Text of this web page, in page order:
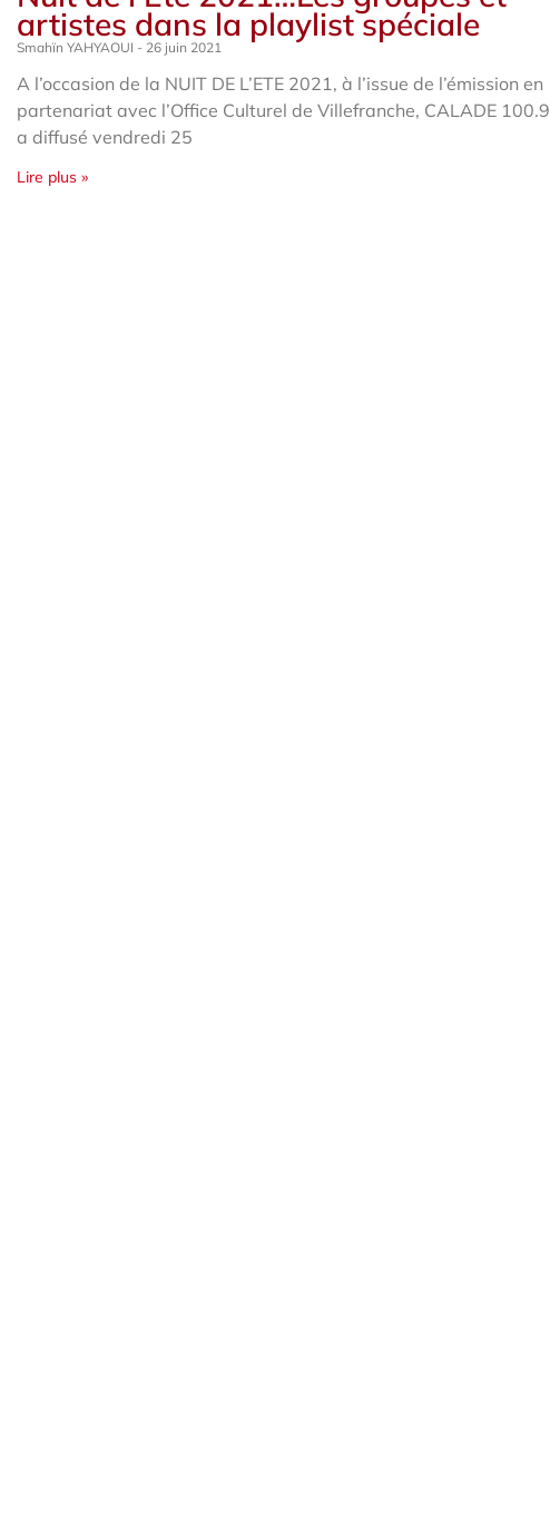
artistes dans la playlist spéciale
Smahïn YAHYAOUI 26 juin 2021
A l’occasion de la NUIT DE L’ETE 2021, à l’issue de l’émission en
partenariat avec l’Office Culturel de Villefranche, CALADE 100.9
a diffusé vendredi 25
Lire plus »